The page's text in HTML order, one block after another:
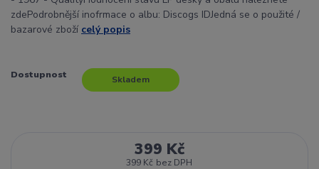
zdePodrobnější inofrmace o albu: Discogs IDJedná se o použité /
bazarové zboží celý popis
Dostupnost Skladem
399 Kč
399 Kč bez DPH